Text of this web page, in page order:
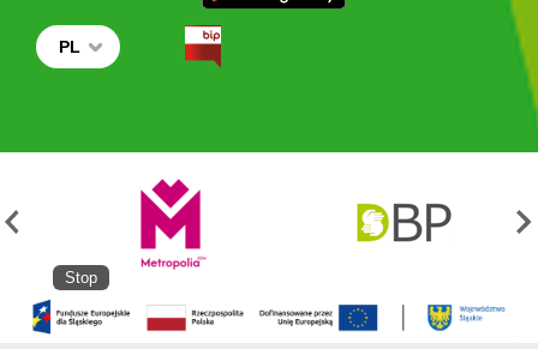
PL
Stop